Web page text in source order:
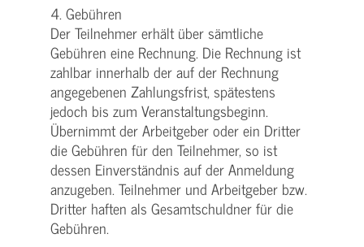
4. Gebühren
Der Teilnehmer erhält über sämtliche
Gebühren eine Rechnung. Die Rechnung ist
zahlbar innerhalb der auf der Rechnung
angegebenen Zahlungsfrist, spätestens
jedoch bis zum Veranstaltungsbeginn.
Übernimmt der Arbeitgeber oder ein Dritter
die Gebühren für den Teilnehmer, so ist
dessen Einverständnis auf der Anmeldung
anzugeben. Teilnehmer und Arbeitgeber bzw.
Dritter haften als Gesamtschuldner für die
Gebühren.